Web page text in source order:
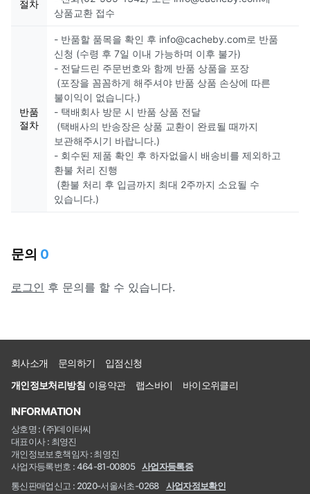
절차
상품교환 접수
반품
절차
- 반품할 품목을 확인 후 info@cacheby.com로 반품
신청 (수령 후 7일 이내 가능하며 이후 불가)
- 전달드린 주문번호와 함께 반품 상품을 포장
(포장을 꼼꼼하게 해주셔야 반품 상품 손상에 따른
불이익이 없습니다.)
- 택배회사 방문 시 반품 상품 전달
(택배사의 반송장은 상품 교환이 완료될 때까지
보관해주시기 바랍니다.)
- 회수된 제품 확인 후 하자없을시 배송비를 제외하고
환불 처리 진행
(환불 처리 후 입금까지 최대 2주까지 소요될 수
있습니다.)
문의 0
로그인 후 문의를 할 수 있습니다.
회사소개 문의하기
입점신청
개인정보처리방침 이용약관 랩스바이 바이오위클리
INFORMATION
상호명 : (주)데이터씨
대표이사 : 최영진
개인정보보호책임자 : 최영진
사업자등록번호 : 464-81-00805
사업자등록증
통신판매업신고 : 2020-서울서초-0268
사업자정보확인